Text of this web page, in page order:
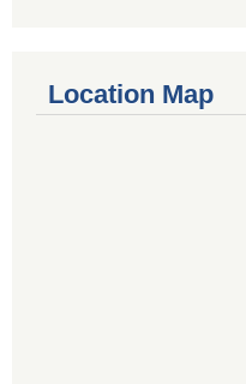
Location Map